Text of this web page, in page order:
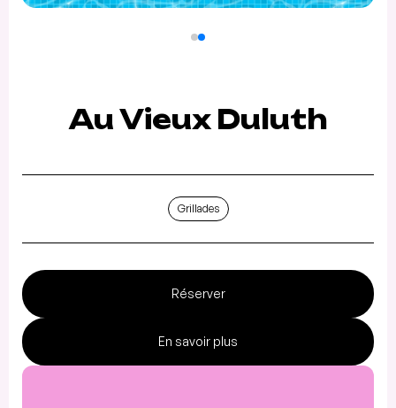
Au Vieux Duluth
Grillades
Réserver
En savoir plus